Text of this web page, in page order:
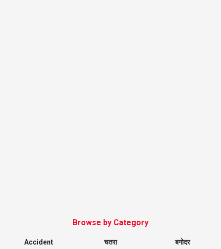
Browse by Category
Accident
चतरा
बगोदर